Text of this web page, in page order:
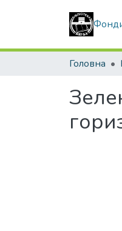
Головна